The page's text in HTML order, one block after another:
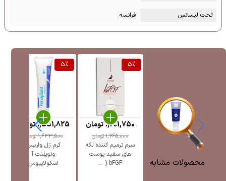
تحت لیسانس فرانسه
محصولات مشابه
5%
سرم ترمیم کننده لکه
های سفید پوست
bFGF ( ...
1,265,000تومان
1,201,750تومان
5%
کرم ژل واریس
ونوپلنت آ
اسکولاپیوس
1,633,500تومان
1,551,825تومان